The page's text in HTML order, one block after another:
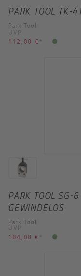
PARK TOOL TK-
Park Tool
UVP
112,00 € *
PARK TOOL SG-
GEWINDELOS
Park Tool
UVP
104,00 € *